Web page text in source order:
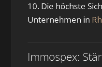
10. Die höchste
Unternehmen in
Immospex: